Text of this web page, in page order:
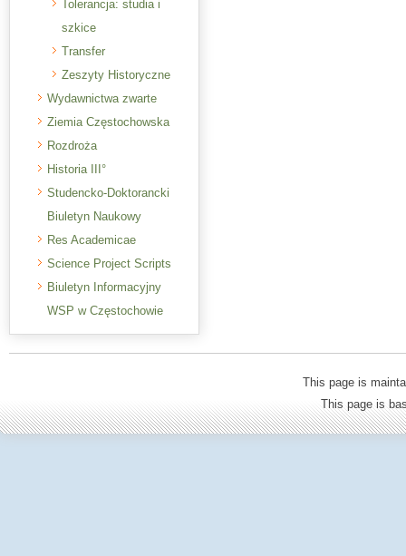
Tolerancja: studia i
szkice
Transfer
Zeszyty Historyczne
Wydawnictwa zwarte
Ziemia Częstochowska
Rozdroża
Historia III°
Studencko-Doktorancki
Biuletyn Naukowy
Res Academicae
Science Project Scripts
Biuletyn Informacyjny
WSP w Częstochowie
This page is
This page is